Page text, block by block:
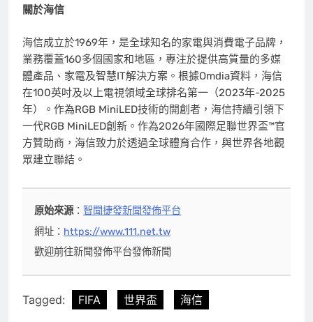
關於海信
海信成立於1969年，是全球知名的家電與消費電子品牌，
業務覆蓋160多個國家和地區，專注於提供高質量的多媒
體產品、家電及智慧IT解決方案。根據Omdia資料，海信
在100英吋及以上電視領域全球排名第一（2023年-2025
年）。作為RGB MiniLED技術的開創者，海信持續引領下
一代RGB MiniLED創新。作為2026年國際足聯世界盃™官
方贊助商，海信致力於透過全球體育合作，與世界各地觀
眾建立聯結。
原始來源：智聞捷發新聞發佈平台
網址： https://www.111.net.tw
歡迎前往新聞發佈平台發佈新聞
Tagged: FIFA 世界盃 海信